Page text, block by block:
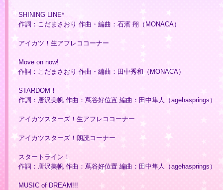
SHINING LINE*
作詞：こだまさおり 作曲・編曲：石濱 翔（MONACA）
アイカツ！生アフレココーナー
Move on now!
作詞：こだまさおり 作曲・編曲：田中秀和（MONACA）
STARDOM！
作詞：唐沢美帆 作曲：蔦谷好位置 編曲：田中隼人（agehasprings）
アイカツスターズ！生アフレココーナー
アイカツスターズ！朗読コーナー
スタートライン！
作詞：唐沢美帆 作曲：蔦谷好位置 編曲：田中隼人（agehasprings）
MUSIC of DREAM!!!